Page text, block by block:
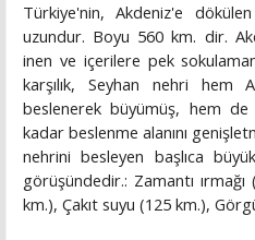
Türkiye'nin, Akdeniz'e
uzundur. Boyu 560 km. dir.
inen ve içerilere pek
karşılık, Seyhan nehri hem
beslenerek büyümüş, hem
kadar beslenme alanını
nehrini besleyen başlıca
görüşündedir.: Zamantı
km.), Çakıt suyu (125 km.),